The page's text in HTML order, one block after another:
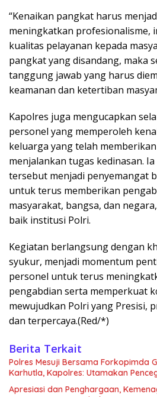
“Kenaikan pangkat harus
meningkatkan profesionalisme,
kualitas pelayanan kepada
pangkat yang disandang, maka
tanggung jawab yang harus
keamanan dan ketertiban
Kapolres juga mengucapkan
personel yang memperoleh
keluarga yang telah
menjalankan tugas kedinasan.
tersebut menjadi penyemangat
untuk terus memberikan
masyarakat, bangsa, dan
baik institusi Polri.
Kegiatan berlangsung dengan
syukur, menjadi momentum
personel untuk terus
pengabdian serta memperkuat
mewujudkan Polri yang Presisi,
dan terpercaya.(Red/*)
Berita Terkait
Polres Mesuji Bersama Forkopimda
Karhutla, Kapolres: Utamakan
Apresiasi dan Penghargaan,